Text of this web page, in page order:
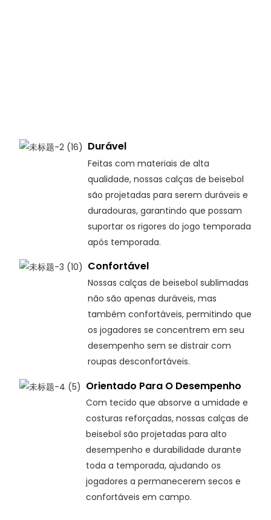
Durável
Feitas com materiais de alta
qualidade, nossas calças de beisebol
são projetadas para serem duráveis e
duradouras, garantindo que possam
suportar os rigores do jogo temporada
após temporada.
Confortável
Nossas calças de beisebol sublimadas
não são apenas duráveis, mas
também confortáveis, permitindo que
os jogadores se concentrem em seu
desempenho sem se distrair com
roupas desconfortáveis.
Orientado Para O Desempenho
Com tecido que absorve a umidade e
costuras reforçadas, nossas calças de
beisebol são projetadas para alto
desempenho e durabilidade durante
toda a temporada, ajudando os
jogadores a permanecerem secos e
confortáveis em campo.